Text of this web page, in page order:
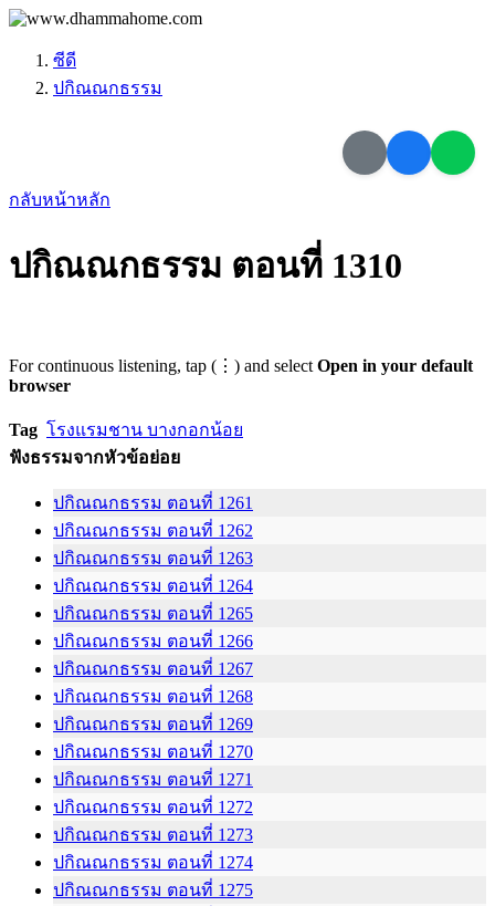
ซีดี
ปกิณณกธรรม
กลับหน้าหลัก
ปกิณณกธรรม ตอนที่ 1310
For continuous listening, tap (⋮) and select Open in your default
browser
Tag โรงแรมชาน บางกอกน้อย
ฟังธรรมจากหัวข้อย่อย
ปกิณณกธรรม ตอนที่ 1261
ปกิณณกธรรม ตอนที่ 1262
ปกิณณกธรรม ตอนที่ 1263
ปกิณณกธรรม ตอนที่ 1264
ปกิณณกธรรม ตอนที่ 1265
ปกิณณกธรรม ตอนที่ 1266
ปกิณณกธรรม ตอนที่ 1267
ปกิณณกธรรม ตอนที่ 1268
ปกิณณกธรรม ตอนที่ 1269
ปกิณณกธรรม ตอนที่ 1270
ปกิณณกธรรม ตอนที่ 1271
ปกิณณกธรรม ตอนที่ 1272
ปกิณณกธรรม ตอนที่ 1273
ปกิณณกธรรม ตอนที่ 1274
ปกิณณกธรรม ตอนที่ 1275